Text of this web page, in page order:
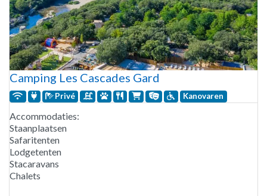
Camping Les Cascades Gard
Privé Kanovaren
Accommodaties:
Staanplaatsen
Safaritenten
Lodgetenten
Stacaravans
Chalets